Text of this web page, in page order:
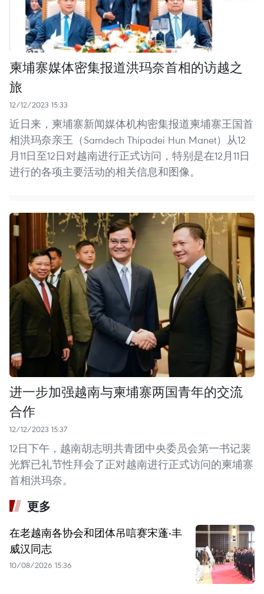
柬埔寨媒体密集报道洪玛奈首相的访越之
旅
12/12/2023 15:33
近日来，柬埔寨新闻媒体机构密集报道柬埔寨王国首
相洪玛奈亲王（Samdech Thipadei Hun Manet）从12
月11日至12日对越南进行正式访问，特别是在12月11日
进行的各项主要活动的相关信息和图像。
进一步加强越南与柬埔寨两国青年的交流
合作
12/12/2023 15:37
12日下午，越南胡志明共青团中央委员会第一书记裴
光辉已礼节性拜会了正对越南进行正式访问的柬埔寨
首相洪玛奈。
更多
在老越南各协会和团体吊唁赛宋蓬·丰
威汉同志
10/08/2026 15:36